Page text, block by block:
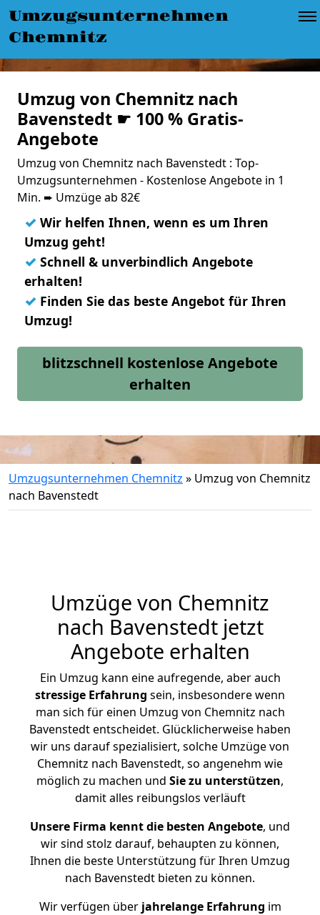
Umzugsunternehmen
Chemnitz
Umzug von Chemnitz nach
Bavenstedt ☛ 100 % Gratis-
Angebote
Umzug von Chemnitz nach Bavenstedt : Top-
Umzugsunternehmen - Kostenlose Angebote in 1
Min. ➨ Umzüge ab 82€
✓ Wir helfen Ihnen, wenn es um Ihren
Umzug geht!
✓ Schnell & unverbindlich Angebote
erhalten!
✓ Finden Sie das beste Angebot für Ihren
Umzug!
blitzschnell kostenlose Angebote
erhalten
Umzugsunternehmen Chemnitz » Umzug von Chemnitz
nach Bavenstedt
Umzüge von Chemnitz
nach Bavenstedt jetzt
Angebote erhalten
Ein Umzug kann eine aufregende, aber auch
stressige Erfahrung sein, insbesondere wenn
man sich für einen Umzug von Chemnitz nach
Bavenstedt entscheidet. Glücklicherweise haben
wir uns darauf spezialisiert, solche Umzüge von
Chemnitz nach Bavenstedt, so angenehm wie
möglich zu machen und Sie zu unterstützen,
damit alles reibungslos verläuft
Unsere Firma kennt die besten Angebote, und
wir sind stolz darauf, behaupten zu können,
Ihnen die beste Unterstützung für Ihren Umzug
nach Bavenstedt bieten zu können.
Wir verfügen überjahrelange Erfahrung im